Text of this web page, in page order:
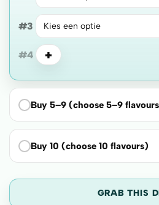
#3
#4 +
Buy 5–9 (choose 5–9
Buy 10 (choose 10 flavours)
GRAB THIS